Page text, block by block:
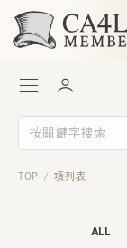
TOP / 項列表
ALL